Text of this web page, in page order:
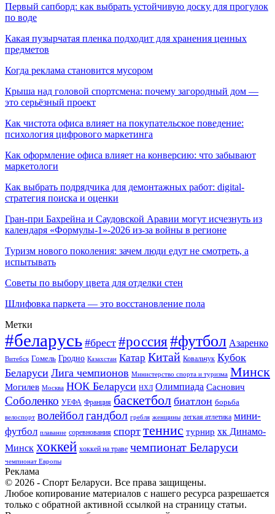
Первый сапборд: как выбрать устойчивую доску для прогулок
по воде
Какая пузырчатая пленка подходит для хранения ценных
предметов
Когда реклама становится мусором
Крыша над головой спортсмена: почему загородный дом —
это серьёзный проект
Как чистота офиса влияет на покупательское поведение:
психология цифрового маркетинга
Как оформление офиса влияет на конверсию: что забывают
маркетологи
Как выбрать подрядчика для демонтажных работ: digital-
стратегия поиска и оценки
Гран-при Бахрейна и Саудовской Аравии могут исчезнуть из
календаря «Формулы-1»-2026 из-за войны в регионе
Туризм нового поколения: зачем люди едут не смотреть, а
испытывать
Советы по выбору цвета для отделки стен
Шлифовка паркета — это восстановление пола
Метки
#беларусь #брест #россия#футбол Азаренко
Витебск Гомель Гродно Казахстан Катар Китай Ковальчук Кубок
Беларуси Лига чемпионов Министерство спорта и туризма Минск
Могилев Москва НОК Беларуси НХЛ Олимпиада Саснович
Соболенко УЕФА Франция баскетбол биатлон борьба
велоспорт волейболгандбол гребля женщины легкая атлетика мини-
футбол плавание соревнования спорт теннис турнир хк Динамо-
Минск хоккей хоккей на траве чемпионат Беларуси
чемпионат Европы
Реклама
© 2026 - Спорт Беларуси. Все права защищены.
Любое копирование материалов с нашего ресурса разрешается
только с обратной активной ссылкой на страницу статьи.